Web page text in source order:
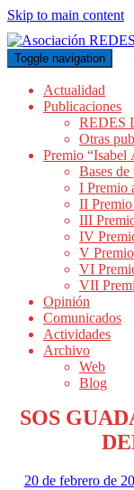
Skip to main content
Toggle navigation
Actualidad
Publicaciones
REDES
Otras
Premio “Isabel
Bases
I Premio
II
III
IV
V
VI
VII
Opinión
Comunicados
Actividades
Archivo
Web
Blog
SOS
20 de febrero de